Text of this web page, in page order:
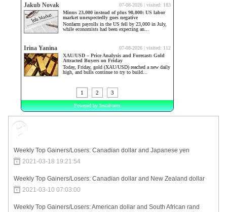
Weekly Top Gainers/Losers: Canadian dollar and Japanese yen
2021-03-18 19:21:54
Weekly Top Gainers/Losers: Canadian dollar and New Zealand dollar
2021-03-10 07:03:00
Weekly Top Gainers/Losers: American dollar and South African rand